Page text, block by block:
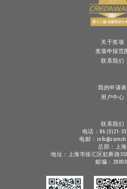
关于奖项
奖项申报范
联系我们
我的申请表
用户中心
联系我们
电话：86 (0)21-
电邮：
总部：上海
地址：上海市徐汇区虹桥路
邮编：